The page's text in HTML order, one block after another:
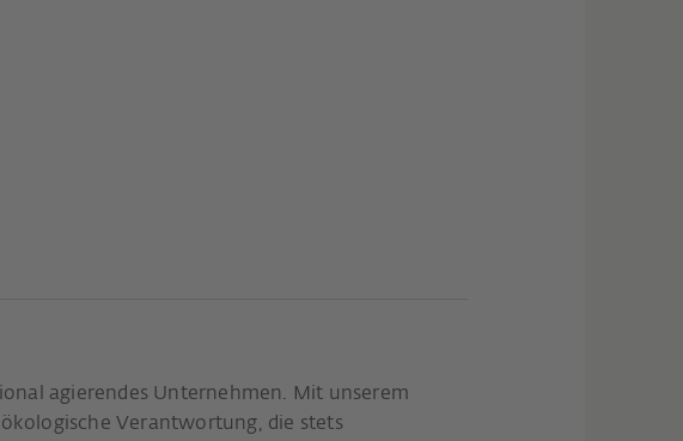
agierendes Unternehmen. Mit unserem
Verantwortung, die stets